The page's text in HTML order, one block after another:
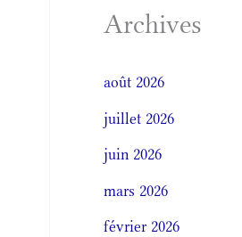
Archives
août 2026
juillet 2026
juin 2026
mars 2026
février 2026